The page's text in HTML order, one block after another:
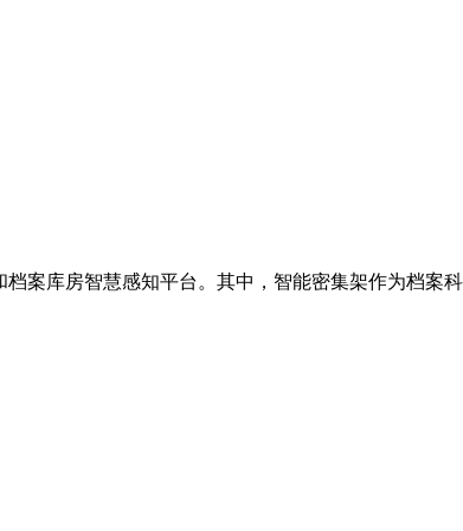
案库房智慧感知平台。其中，智能密集架作为档案